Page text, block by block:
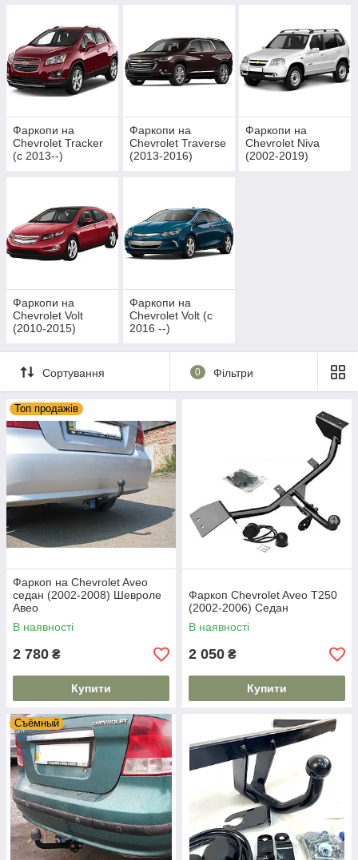
Фаркопи на
Chevrolet Tracker
(c 2013--)
Фаркопи на
Chevrolet Traverse
(2013-2016)
Фаркопи на
Chevrolet Niva
(2002-2019)
Фаркопи на
Chevrolet Volt
(2010-2015)
Фаркопи на
Chevrolet Volt (c
2016 --)
Сортування 0 Фільтри
Топ продажів
Фаркоп на Chevrolet Aveo
седан (2002-2008) Шевроле
Авео
В наявності
2 780 ₴
Купити
Фаркоп Chevrolet Aveo T250
(2002-2006) Седан
В наявності
2 050 ₴
Купити
Съёмный